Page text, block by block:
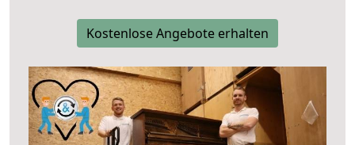
Kostenlose Angebote erhalten